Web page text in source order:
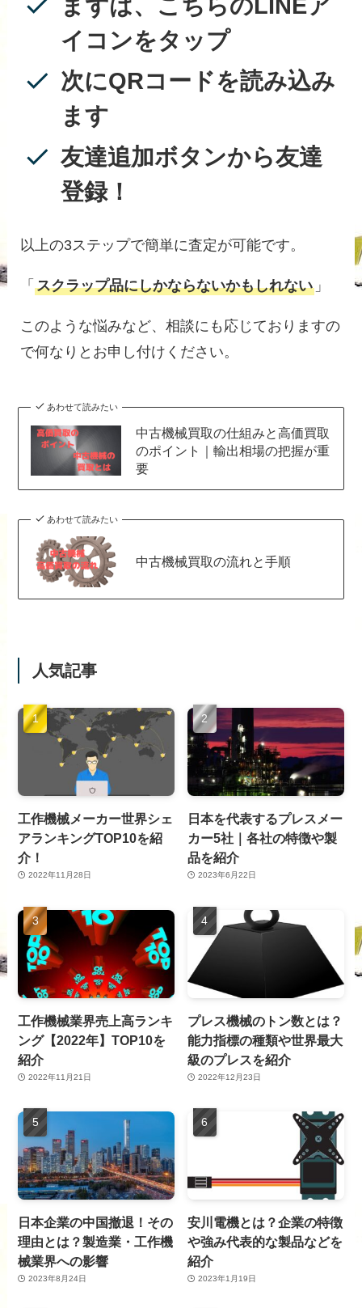
まずは、こちらのLINEア
イコンをタップ
次にQRコードを読み込み
ます
友達追加ボタンから友達
登録！
以上の3ステップで簡単に査定が可能です。
「スクラップ品にしかならないかもしれない 」
このような悩みなど、相談にも応じておりますの
で何なりとお申し付けください。
あわせて読みたい
中古機械買取の仕組みと高価買取
のポイント｜輸出相場の把握が重
要
あわせて読みたい
中古機械買取の流れと手順
人気記事
工作機械メーカー世界シェ
アランキングTOP10を紹
介！
2022年11月28日
日本を代表するプレスメー
カー5社｜各社の特徴や製
品を紹介
2023年6月22日
工作機械業界売上高ランキ
ング【2022年】TOP10を
紹介
2022年11月21日
プレス機械のトン数とは？
能力指標の種類や世界最大
級のプレスを紹介
2022年12月23日
日本企業の中国撤退！その
理由とは？製造業・工作機
械業界への影響
2023年8月24日
安川電機とは？企業の特徴
や強み代表的な製品などを
紹介
2023年1月19日